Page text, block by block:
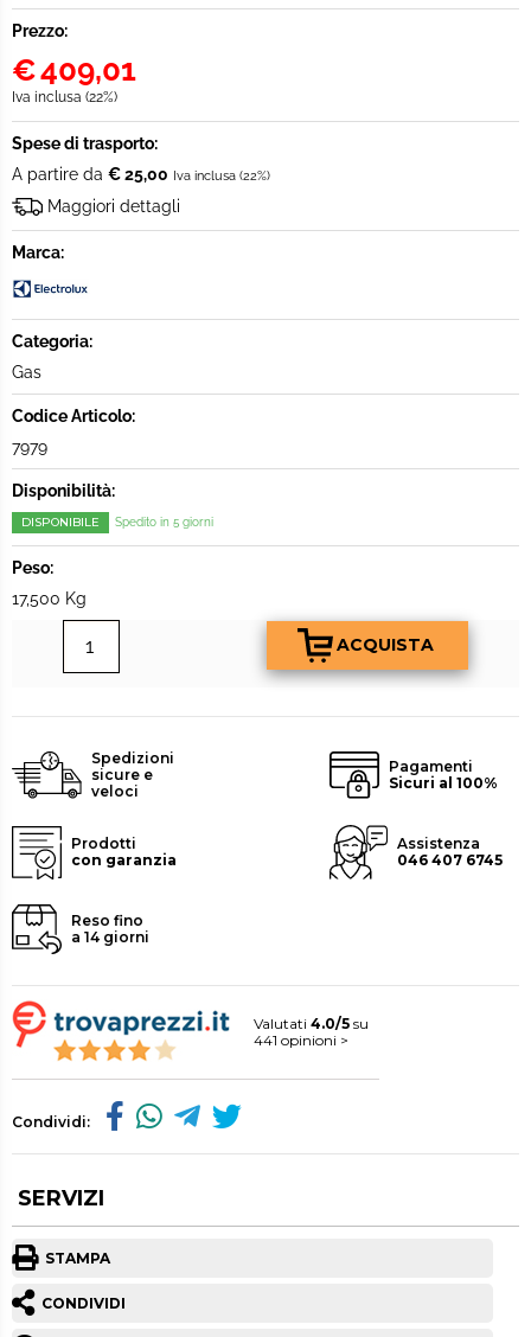
Prezzo:
€409,01
Iva inclusa (22%)
Spese di trasporto:
A partire da € 25,00 Iva inclusa (22%)
Maggiori dettagli
Marca:
Categoria:
Gas
Codice Articolo:
7979
Disponibilità:
DISPONIBILE Spedito in 5 giorni
Peso:
17,500 Kg
Spedizioni
sicure e
veloci
Pagamenti
Sicuri al 100%
Prodotti
con garanzia
Assistenza
046 407 6745
Reso fino
a 14 giorni
Valutati 4.0/5 su
441 opinioni >
Condividi:
SERVIZI
STAMPA
CONDIVIDI